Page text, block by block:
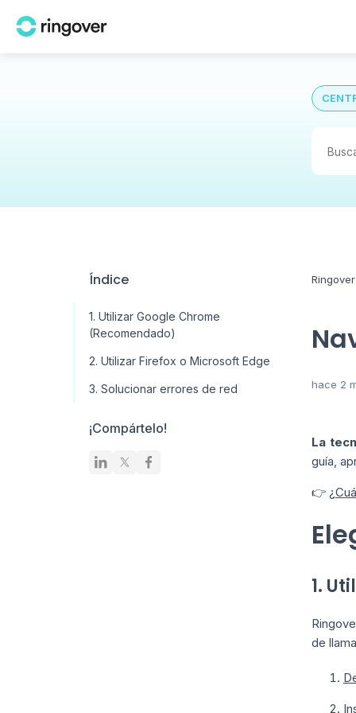
Índice
1. Utilizar Google Chrome
(Recomendado)
2. Utilizar Firefox o Microsoft Edge
3. Solucionar errores de red
¡Compártelo!
hace 2
La
guía,
👉
1.
de